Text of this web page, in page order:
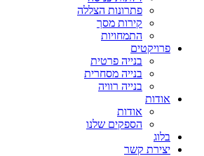
פתרונות הצללה
קירות מסך
התמחויות
פרויקטים
בנייה פרטית
בנייה מסחרית
בנייה רוויה
אודות
אודות
הספקים שלנו
בלוג
יצירת קשר